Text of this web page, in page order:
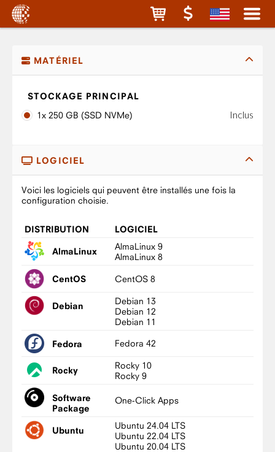
MATÉRIEL
STOCKAGE PRINCIPAL
1x 250 GB (SSD NVMe)
Inclus
LOGICIEL
Voici les logiciels qui peuvent être installés une fois la
configuration choisie.
DISTRIBUTION LOGICIEL
AlmaLinux
AlmaLinux 9
AlmaLinux 8
CentOS CentOS 8
Debian
Debian 13
Debian 12
Debian 11
Fedora Fedora 42
Rocky
Rocky 10
Rocky 9
Software
Package
One-Click Apps
Ubuntu
Ubuntu 24.04 LTS
Ubuntu 22.04 LTS
Ubuntu 20.04 LTS